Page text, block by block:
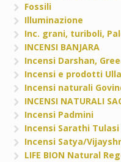
Fossili
Illuminazione
Inc. grani, turiboli,
INCENSI BANJARA
Incensi Darshan,
Incensi e prodotti
Incensi naturali
INCENSI NATURALI
Incensi Padmini
Incensi Sarathi Tulasi
Incensi Satya/
LIFE BION Natural